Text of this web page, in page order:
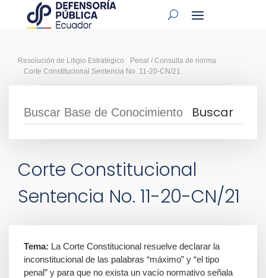
Resolución de Litigio Estratégico
Penal / Consulta de norma
Corte Constitucional Sentencia No. 11-20-CN/21
Corte Constitucional
Sentencia No. 11-20-CN/21
Tema: La Corte Constitucional resuelve declarar la
inconstitucional de las palabras “máximo” y “el tipo
penal” y para que no exista un vacío normativo señala